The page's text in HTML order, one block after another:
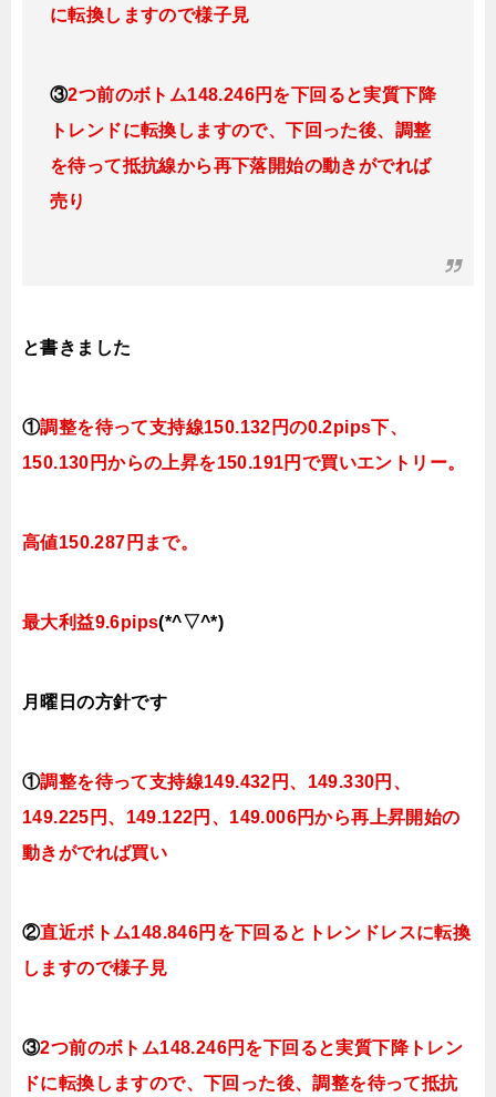
に転換しますので様子見
③2つ前のボトム148.246円を下回ると実質下降
トレンドに転換 しますので、下回った後、調整
を待って抵抗線から再下落開始の動きがでれば
売り
と書きました
①調整を待って支持線150.132 円の0.2pips下、
150.130円からの上昇を150.191円で買いエントリー。
高値150.287円まで。
最大利益9.6pips(*^▽^*)
月曜 日の方針です
①調整を待って支持線149.432 円、149.330円 、
149.225円、149.122円、149.006円から再上昇開始の
動きがでれば買い
②直近ボトム148.846円を下回るとトレンドレスに転換
しますので様子見
③2つ前のボトム148.246円を下回ると実質下降トレン
ドに転換 しますので、下回った後、調整を待って抵抗